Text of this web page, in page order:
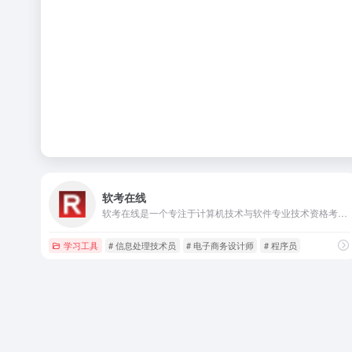
软考在线
学习工具 # 信息处理技术员 # 电子商务设计师 # 程序员